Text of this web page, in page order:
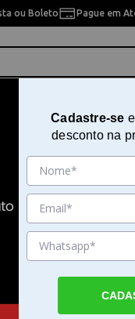
ou Boleto Pague em
Pintura
Chromatics
ML Carandache
Cadastre-se
desconto na